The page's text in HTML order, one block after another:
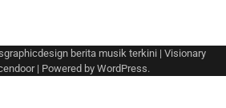
berita musik terkini| Visionary
| Powered by WordPress.